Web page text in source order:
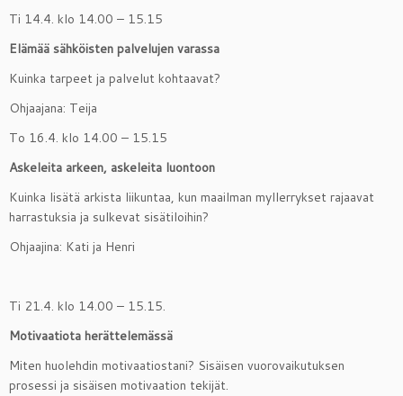
Ti 14.4. klo 14.00 – 15.15
Elämää sähköisten palvelujen varassa
Kuinka tarpeet ja palvelut kohtaavat?
Ohjaajana: Teija
To 16.4. klo 14.00 – 15.15
Askeleita arkeen, askeleita luontoon
Kuinka lisätä arkista liikuntaa, kun maailman myllerrykset rajaavat
harrastuksia ja sulkevat sisätiloihin?
Ohjaajina: Kati ja Henri
Ti 21.4. klo 14.00 – 15.15.
Motivaatiota herättelemässä
Miten huolehdin motivaatiostani? Sisäisen vuorovaikutuksen
prosessi ja sisäisen motivaation tekijät.